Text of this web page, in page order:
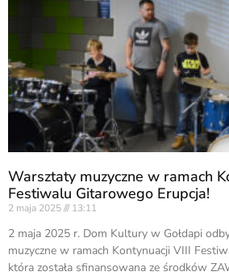
Warsztaty muzyczne w ramach
Festiwalu Gitarowego Erupcja!
2 maja 2025 13:11
2 maja 2025 r. Dom Kultury w Gołdapi
muzyczne w ramach Kontynuacji VIII
która została sfinansowana ze środków